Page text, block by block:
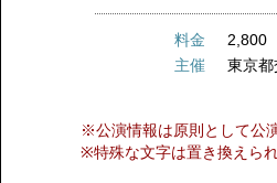
料金
主催
東京都
※公演情報は原則として公
※特殊な文字は置き換えら